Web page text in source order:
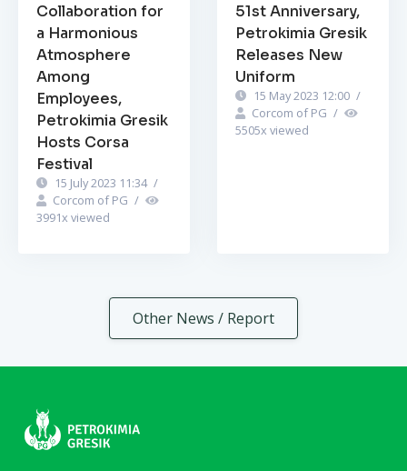
Collaboration for
a Harmonious
Atmosphere
Among
Employees,
Petrokimia Gresik
Hosts Corsa
Festival
15 July 2023 11:34 /
Corcom of PG /
3991x viewed
51st Anniversary,
Petrokimia Gresik
Releases New
Uniform
15 May 2023 12:00 /
Corcom of PG /
5505x viewed
Other News / Report